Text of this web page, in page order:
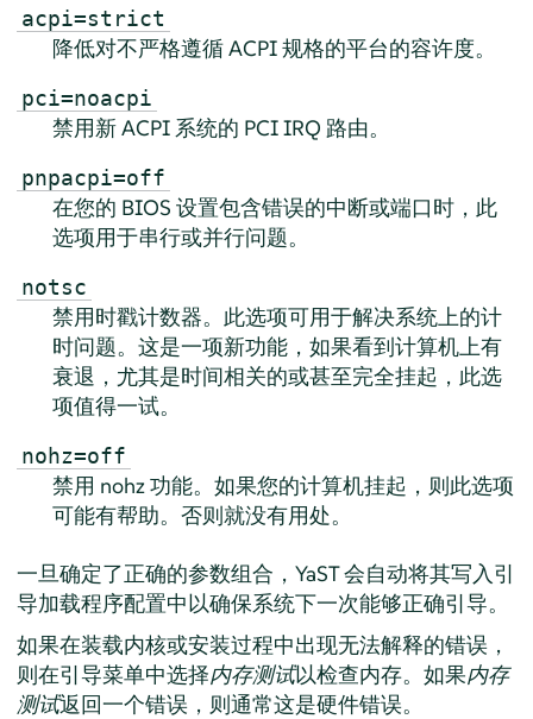
acpi=strict
降低对不严格遵循 ACPI 规格的平台的容许度。
pci=noacpi
禁用新 ACPI 系统的 PCI IRQ 路由。
pnpacpi=off
在您的 BIOS 设置包含错误的中断或端口时，此
选项用于串行或并行问题。
notsc
禁用时戳计数器。此选项可用于解决系统上的计
时问题。这是一项新功能，如果看到计算机上有
衰退，尤其是时间相关的或甚至完全挂起，此选
项值得一试。
nohz=off
禁用 nohz 功能。如果您的计算机挂起，则此选项
可能有帮助。否则就没有用处。
一旦确定了正确的参数组合，YaST 会自动将其写入引
导加载程序配置中以确保系统下一次能够正确引导。
如果在装载内核或安装过程中出现无法解释的错误，
则在引导菜单中选择内存测试以检查内存。如果内存
测试返回一个错误，则通常这是硬件错误。